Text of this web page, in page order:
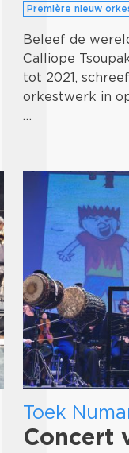
Première nieuw
Beleef de
Calliope
tot 2021,
orkestwerk in
…
Toek
Concert